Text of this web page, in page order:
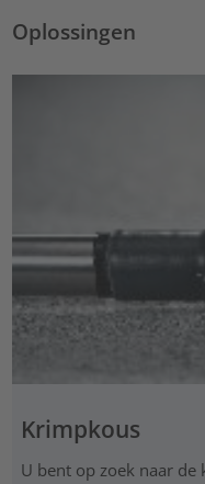
Oplossingen
Krimpkous
U bent op zoek naar